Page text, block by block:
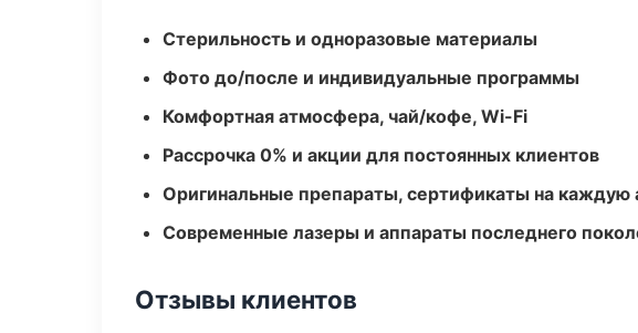
Стерильность и одноразовые материалы
Фото до/после и индивидуальные программы
Комфортная атмосфера, чай/кофе, Wi-Fi
Рассрочка 0% и акции для постоянных клиентов
Оригинальные препараты, сертификаты на каждую
Современные лазеры и аппараты последнего
Отзывы клиентов